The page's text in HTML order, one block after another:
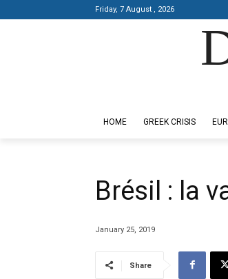
Friday, 7 August , 2026
HOME GREEK CRISIS
Brésil : la
January 25, 2019
Share